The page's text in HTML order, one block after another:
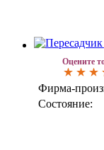
Оцените
Фирма-
Состояние: